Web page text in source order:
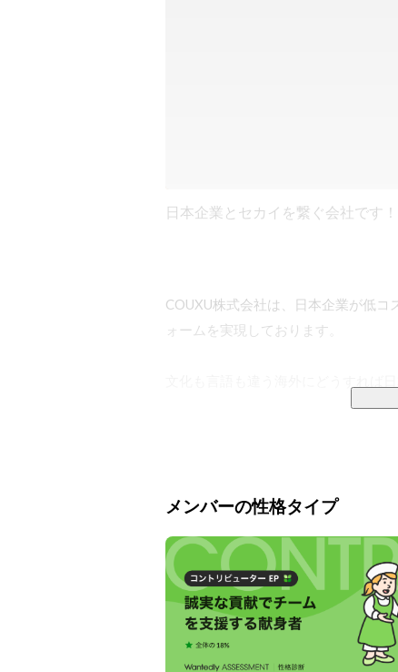
日本企業とセカイを繋ぐ会社です！
COUXU株式会社は、日本企業が低
ォームを実現しております。
しかし、消費者が商品を手にする時は
企業の“売りたい”と消費者の”欲しい
海外の消費者が、なにを買いたいか
ことなどもはや不可能に近いでしょ
そこで我々は、世界の“欲しい”を日
メンバーの性格タイプ